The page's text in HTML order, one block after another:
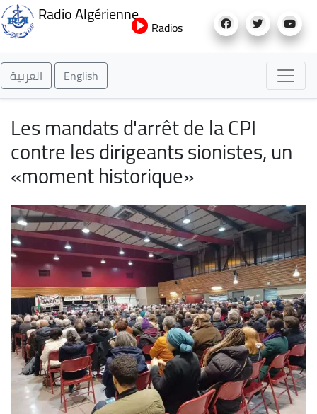
au
Radio Algérienne
Radios
العربية English
Les mandats d'arrêt de la CPI
contre les dirigeants sionistes, un
«moment historique»